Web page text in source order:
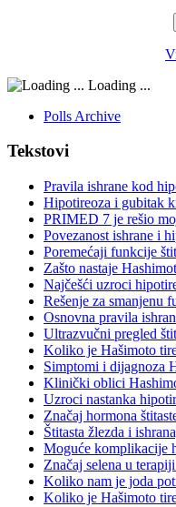
Loading ...
Polls Archive
Tekstovi
Pravila ishrane kod
Hipotireoza i gubitak
PRIMED 7 je rešio
Povezanost ishrane i
Poremećaji funkcije
Zašto nastaje
Najčešći uzroci
Rešenje za smanjenu
Osnovna pravila
Ultrazvučni pregled
Koliko je Hašimoto
Simptomi i dijagnoza
Klinički oblici
Uzroci nastanka
Značaj hormona
Štitasta žlezda i
Moguće komplikacije
Značaj selena u
Koliko nam je joda
Koliko je Hašimoto